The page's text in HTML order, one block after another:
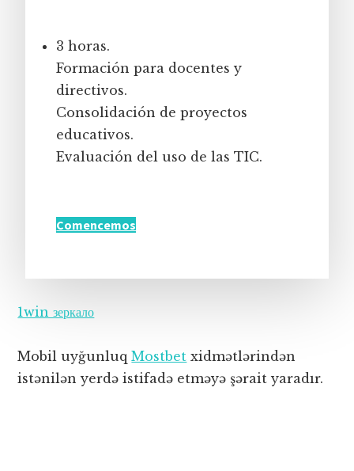
3 horas.
Formación para docentes y
directivos.
Consolidación de proyectos
educativos.
Evaluación del uso de las TIC.
Comencemos
1win зеркало
Mobil uyğunluqMostbet xidmətlərindən
istənilən yerdə istifadə etməyə şərait yaradır.